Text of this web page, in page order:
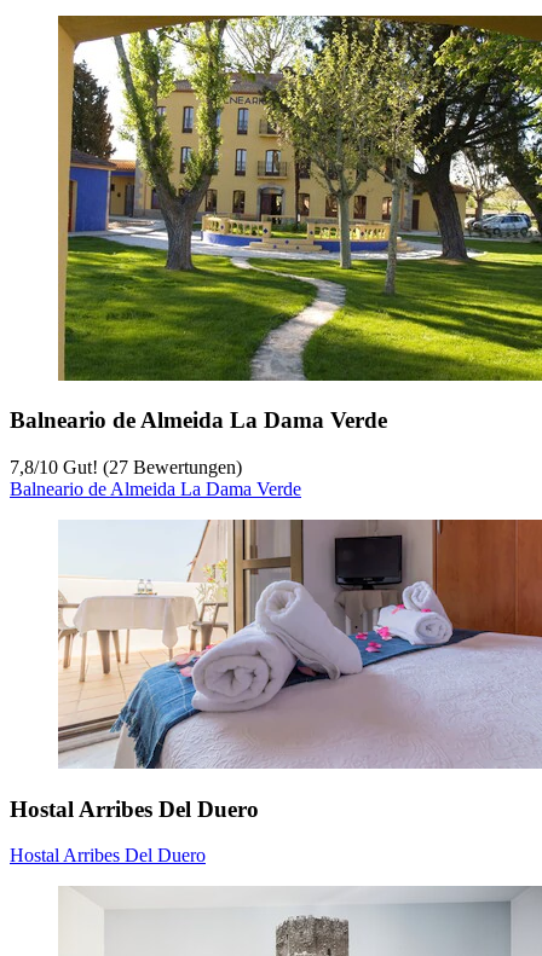
Balneario de Almeida La Dama Verde
7,8/10 Gut! (27 Bewertungen)
Balneario de Almeida La Dama Verde
Hostal Arribes Del Duero
Hostal Arribes Del Duero